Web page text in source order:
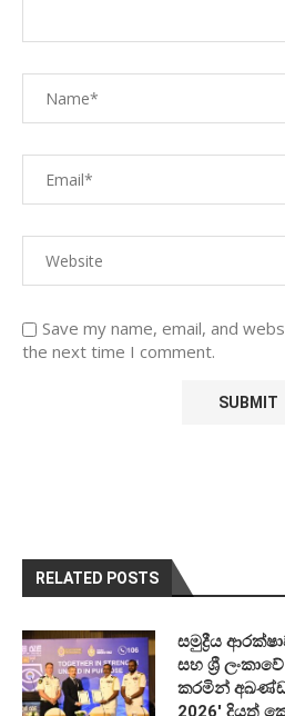
Save my name, email, and
the next time I comment.
RELATED POSTS
සමුද්‍රීය
සහ ශ්‍රී
කරමින්
2026' දියත්